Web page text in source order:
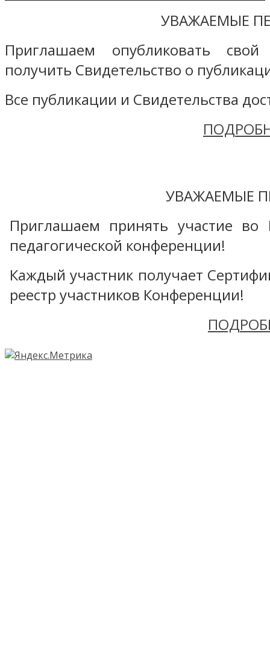
УВАЖАЕМЫЕ
Приглашаем опубликовать
получить Свидетельство о
Все публикации и Свидетельства
УВАЖАЕМЫЕ
Приглашаем принять участие во
педагогической конференции!
Каждый участник получает
реестр участников Конференции!